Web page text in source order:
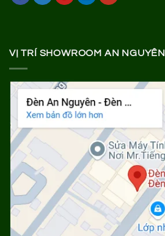
VỊ TRÍ SHOWROOM AN NGUYÊN